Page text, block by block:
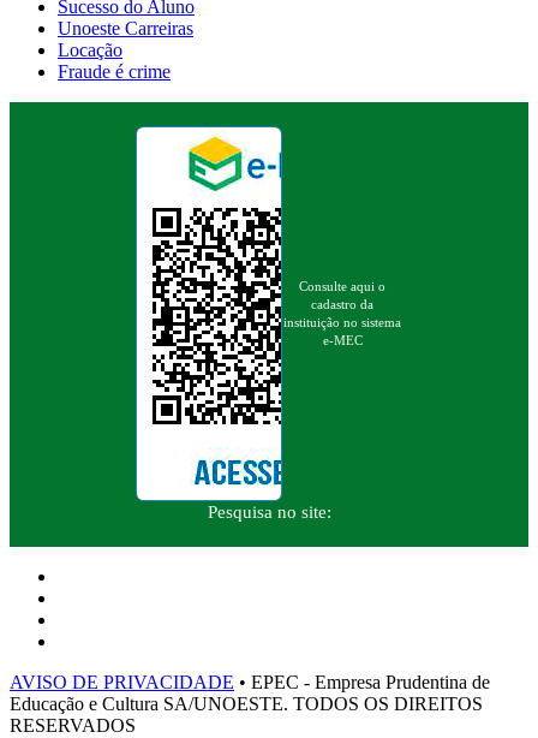
Sucesso do Aluno
Unoeste Carreiras
Locação
Fraude é crime
Consulte aqui o
cadastro da
instituição no sistema
e-MEC
Pesquisa no site:
AVISO DE PRIVACIDADE • EPEC - Empresa Prudentina de
Educação e Cultura SA/UNOESTE. TODOS OS DIREITOS
RESERVADOS